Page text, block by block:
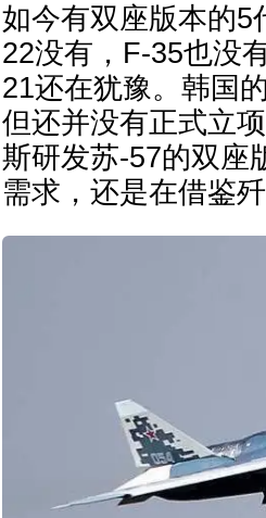
如今有双座版本的5
22没有，F-35也没
21还在犹豫。韩国
但还并没有正式立
斯研发苏-57的双座
需求，还是在借鉴